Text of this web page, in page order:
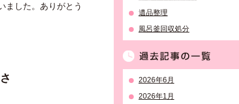
ました。ありがとう
遺品整理
風呂釜回収処分
2026年6月
2026年1月